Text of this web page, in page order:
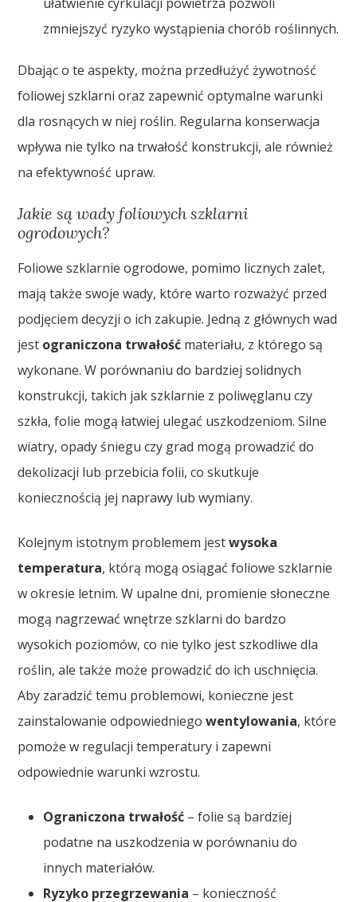
ułatwienie cyrkulacji powietrza pozwoli
zmniejszyć ryzyko wystąpienia chorób roślinnych.
Dbając o te aspekty, można przedłużyć żywotność
foliowej szklarni oraz zapewnić optymalne warunki
dla rosnących w niej roślin. Regularna konserwacja
wpływa nie tylko na trwałość konstrukcji, ale również
na efektywność upraw.
Jakie są wady foliowych szklarni
ogrodowych?
Foliowe szklarnie ogrodowe, pomimo licznych zalet,
mają także swoje wady, które warto rozważyć przed
podjęciem decyzji o ich zakupie. Jedną z głównych wad
jest ograniczona trwałość materiału, z którego są
wykonane. W porównaniu do bardziej solidnych
konstrukcji, takich jak szklarnie z poliwęglanu czy
szkła, folie mogą łatwiej ulegać uszkodzeniom. Silne
wiatry, opady śniegu czy grad mogą prowadzić do
dekolizacji lub przebicia folii, co skutkuje
koniecznością jej naprawy lub wymiany.
Kolejnym istotnym problemem jestwysoka
temperatura, którą mogą osiągać foliowe szklarnie
w okresie letnim. W upalne dni, promienie słoneczne
mogą nagrzewać wnętrze szklarni do bardzo
wysokich poziomów, co nie tylko jest szkodliwe dla
roślin, ale także może prowadzić do ich uschnięcia.
Aby zaradzić temu problemowi, konieczne jest
zainstalowanie odpowiedniegowentylowania, które
pomoże w regulacji temperatury i zapewni
odpowiednie warunki wzrostu.
Ograniczona trwałość – folie są bardziej
podatne na uszkodzenia w porównaniu do
innych materiałów.
Ryzyko przegrzewania – konieczność